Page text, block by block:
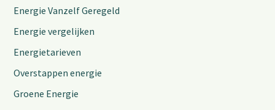
Energie Vanzelf Geregeld
Energie vergelijken
Energietarieven
Overstappen energie
Groene Energie